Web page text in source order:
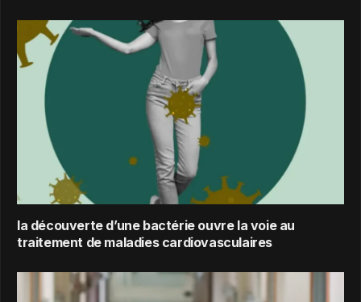
la découverte d’une bactérie ouvre la voie au
traitement de maladies cardiovasculaires